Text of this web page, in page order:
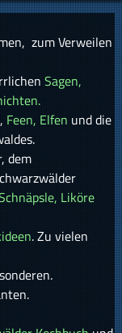
zum Verweilen
Sagen,
, Feen, Elfen und die
dem
Liköre
. Zu vielen